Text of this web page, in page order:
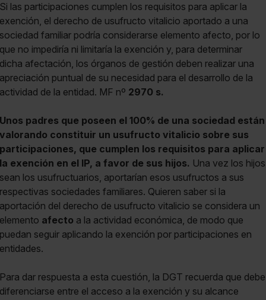
Si las participaciones cumplen los requisitos para aplicar la
exención, el derecho de usufructo vitalicio aportado a una
sociedad familiar podría considerarse elemento afecto, por lo
que no impediría ni limitaría la exención y, para determinar
dicha afectación, los órganos de gestión deben realizar una
apreciación puntual de su necesidad para el desarrollo de la
actividad de la entidad. MF nº 2970 s.
Unos padres que poseen el 100% de una sociedad están
valorando constituir un usufructo vitalicio sobre sus
participaciones, que cumplen los requisitos para aplicar
la exención en el IP, a favor de sus hijos. Una vez los hijos
sean los usufructuarios, aportarían esos usufructos a sus
respectivas sociedades familiares. Quieren saber si la
aportación del derecho de usufructo vitalicio se considera un
elemento afecto a la actividad económica, de modo que
puedan seguir aplicando la exención por participaciones en
entidades.
Para dar respuesta a esta cuestión, la DGT recuerda que debe
diferenciarse entre el acceso a la exención y su alcance